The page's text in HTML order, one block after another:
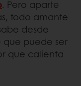
. Pero aparte
todo amante
desde
puede ser
que calienta